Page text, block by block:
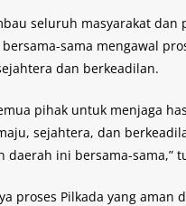
seluruh masyarakat
bersama-sama mengawal
dan berkeadilan.
pihak untuk menjaga
sejahtera, dan
daerah ini bersama-sama,”
proses Pilkada yang aman